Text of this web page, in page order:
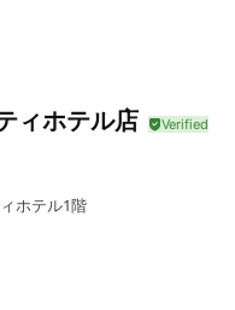
ィホテル店
ホテル1階